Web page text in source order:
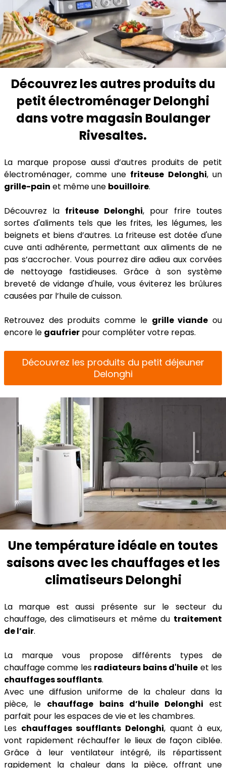
Découvrez les autres produits du
petit électroménager Delonghi
dans votre magasin Boulanger
Rivesaltes.
La marque propose aussi d’autres produits de petit
électroménager, comme une friteuse Delonghi, un
grille-pain et même une bouilloire.
Découvrez la friteuse Delonghi, pour frire toutes
sortes d'aliments tels que les frites, les légumes, les
beignets et biens d’autres. La friteuse est dotée d'une
cuve anti adhérente, permettant aux aliments de ne
pas s’accrocher. Vous pourrez dire adieu aux corvées
de nettoyage fastidieuses. Grâce à son système
breveté de vidange d'huile, vous éviterez les brûlures
causées par l’huile de cuisson.
Retrouvez des produits comme le grille viande ou
encore le gaufrier pour compléter votre repas.
Découvrez les produits du petit déjeuner
Delonghi
Une température idéale en toutes
saisons avec les chauffages et les
climatiseurs Delonghi
La marque est aussi présente sur le secteur du
chauffage, des climatiseurs et même du traitement
de l’air.
La marque vous propose différents types de
chauffage comme les radiateurs bains d'huile et les
chauffages soufflants.
Avec une diffusion uniforme de la chaleur dans la
pièce, le chauffage bains d’huile Delonghi est
parfait pour les espaces de vie et les chambres.
Les chauffages soufflants Delonghi, quant à eux,
vont rapidement réchauffer le lieux de façon ciblée.
Grâce à leur ventilateur intégré, ils répartissent
rapidement la chaleur dans la pièce, offrant une